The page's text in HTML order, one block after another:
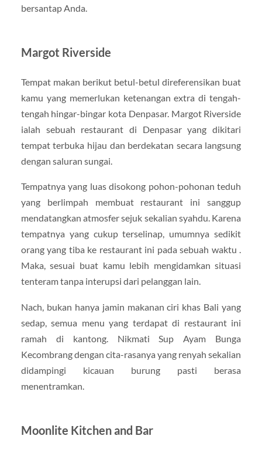
bersantap Anda.
Margot Riverside
Tempat makan berikut betul-betul direferensikan buat
kamu yang memerlukan ketenangan extra di tengah-
tengah hingar-bingar kota Denpasar. Margot Riverside
ialah sebuah restaurant di Denpasar yang dikitari
tempat terbuka hijau dan berdekatan secara langsung
dengan saluran sungai.
Tempatnya yang luas disokong pohon-pohonan teduh
yang berlimpah membuat restaurant ini sanggup
mendatangkan atmosfer sejuk sekalian syahdu. Karena
tempatnya yang cukup terselinap, umumnya sedikit
orang yang tiba ke restaurant ini pada sebuah waktu .
Maka, sesuai buat kamu lebih mengidamkan situasi
tenteram tanpa interupsi dari pelanggan lain.
Nach, bukan hanya jamin makanan ciri khas Bali yang
sedap, semua menu yang terdapat di restaurant ini
ramah di kantong. Nikmati Sup Ayam Bunga
Kecombrang dengan cita-rasanya yang renyah sekalian
didampingi kicauan burung pasti berasa
menentramkan.
Moonlite Kitchen and Bar